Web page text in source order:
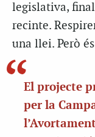
legislativa,
recinte.
una llei. Però
El projecte
per la